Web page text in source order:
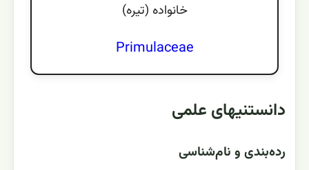
خانواده (تيره)
Primulaceae
دانستنیهای علمی
رده‌بندی و نام‌شناسی